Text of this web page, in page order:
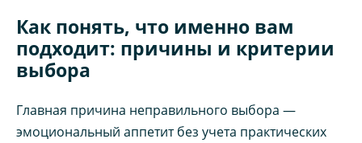
Как понять, что именно вам
подходит: причины и критерии
выбора
Главная причина неправильного выбора —
эмоциональный аппетит без учета практических